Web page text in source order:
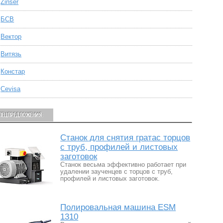
Zinser
БСВ
Вектор
Витязь
Констар
Сevisa
Станок для снятия гратас торцов
с труб, профилей и листовых
заготовок
Станок весьма эффективно работает при
удалении заученцев с торцов с труб,
профилей и листовых заготовок.
Полировальная машина ESM
1310